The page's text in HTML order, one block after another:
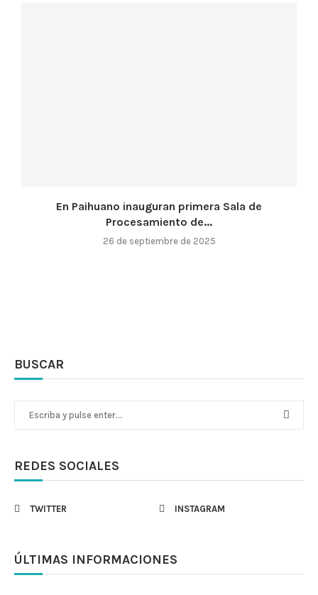
En Paihuano inauguran primera Sala de
Procesamiento de...
26 de septiembre de 2025
BUSCAR
REDES SOCIALES
TWITTER INSTAGRAM
ÚLTIMAS INFORMACIONES